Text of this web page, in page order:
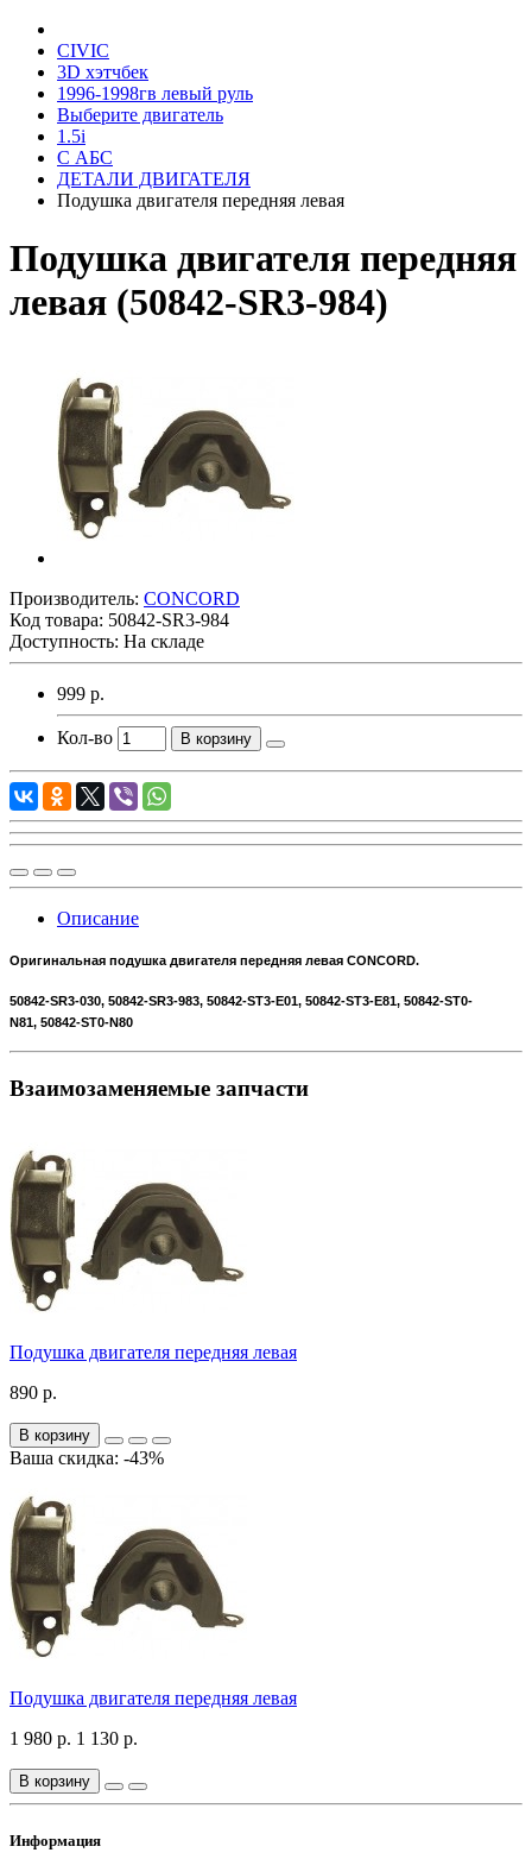
CIVIC
3D хэтчбек
1996-1998гв левый руль
Выберите двигатель
1.5i
С АБС
ДЕТАЛИ ДВИГАТЕЛЯ
Подушка двигателя передняя левая
Подушка двигателя передняя
левая (50842-SR3-984)
Производитель: CONCORD
Код товара: 50842-SR3-984
Доступность: На складе
999 р.
Кол-во В корзину
Описание
Оригинальная подушка двигателя передняя левая CONCORD.
50842-SR3-030, 50842-SR3-983, 50842-ST3-E01, 50842-ST3-E81, 50842-ST0-
N81, 50842-ST0-N80
Взаимозаменяемые запчасти
Подушка двигателя передняя левая
890 р.
В корзину
Ваша скидка: -43%
Подушка двигателя передняя левая
1 980 р. 1 130 р.
В корзину
Информация